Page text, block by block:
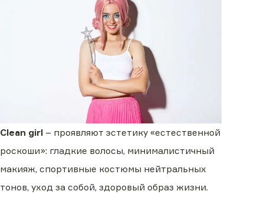
Clean girl – проявляют эстетику «естественной
роскоши»: гладкие волосы, минималистичный
макияж, спортивные костюмы нейтральных
тонов, уход за собой, здоровый образ жизни.